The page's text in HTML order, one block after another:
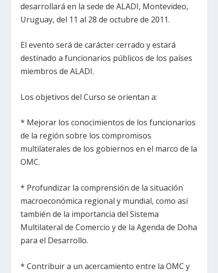
desarrollará en la sede de ALADI, Montevideo,
Uruguay, del 11 al 28 de octubre de 2011.
El evento será de carácter cerrado y estará
destinado a funcionarios públicos de los países
miembros de ALADI.
Los objetivos del Curso se orientan a:
* Mejorar los conocimientos de los funcionarios
de la región sobre los compromisos
multilaterales de los gobiernos en el marco de la
OMC.
* Profundizar la comprensión de la situación
macroeconómica regional y mundial, como así
también de la importancia del Sistema
Multilateral de Comercio y de la Agenda de Doha
para el Desarrollo.
* Contribuir a un acercamiento entre la OMC y